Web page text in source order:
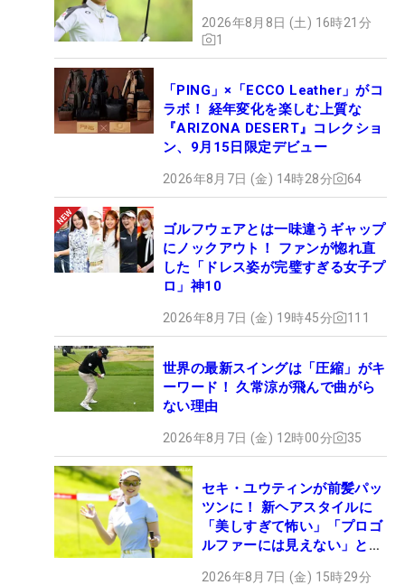
2026年8月8日 (土) 16時21分
1
「PING」×「ECCO Leather」がコ
ラボ！ 経年変化を楽しむ上質な
『ARIZONA DESERT』コレクショ
ン、9月15日限定デビュー
2026年8月7日 (金) 14時28分 64
ゴルフウェアとは一味違うギャップ
にノックアウト！ ファンが惚れ直
した「ドレス姿が完璧すぎる女子プ
ロ」神10
2026年8月7日 (金) 19時45分 111
世界の最新スイングは「圧縮」がキ
ーワード！ 久常涼が飛んで曲がら
ない理由
2026年8月7日 (金) 12時00分 35
セキ・ユウティンが前髪パッ
ツンに！ 新ヘアスタイルに
「美しすぎて怖い」「プロゴ
ルファーには見えない」とコ
2026年8月7日 (金) 15時29分